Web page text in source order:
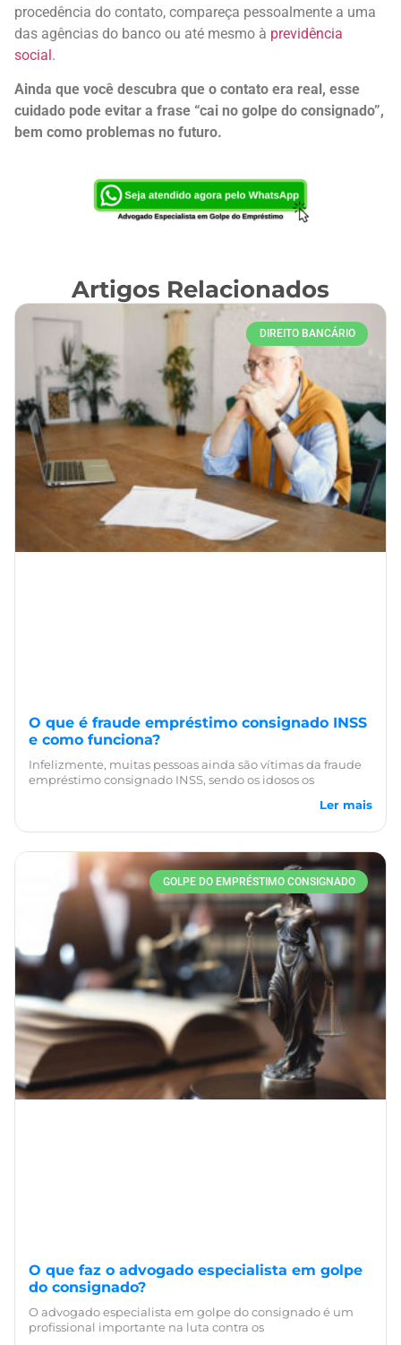
procedência do contato, compareça pessoalmente a uma
das agências do banco ou até mesmo à previdência
social.
Ainda que você descubra que o contato era real, esse
cuidado pode evitar a frase “cai no golpe do consignado”,
bem como problemas no futuro.
Artigos Relacionados
DIREITO BANCÁRIO
O que é fraude empréstimo consignado INSS
e como funciona?
Infelizmente, muitas pessoas ainda são vítimas da fraude
empréstimo consignado INSS, sendo os idosos os
Ler mais
GOLPE DO EMPRÉSTIMO CONSIGNADO
O que faz o advogado especialista em golpe
do consignado?
O advogado especialista em golpe do consignado é um
profissional importante na luta contra os